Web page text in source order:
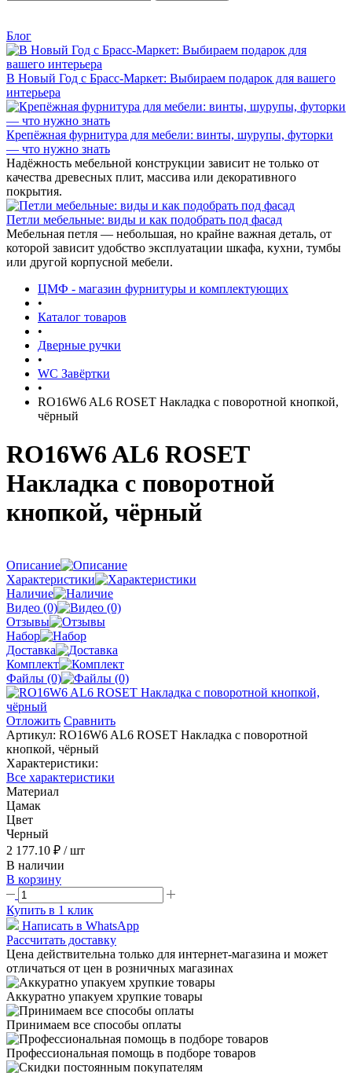
Блог
В Новый Год с Брасс-Маркет: Выбираем подарок для вашего
интерьера
Крепёжная фурнитура для мебели: винты, шурупы, футорки
— что нужно знать
Надёжность мебельной конструкции зависит не только от
качества древесных плит, массива или декоративного
покрытия.
Петли мебельные: виды и как подобрать под фасад
Мебельная петля — небольшая, но крайне важная деталь, от
которой зависит удобство эксплуатации шкафа, кухни, тумбы
или другой корпусной мебели.
ЦМФ - магазин фурнитуры и комплектующих
•
Каталог товаров
•
Дверные ручки
•
WC Завёртки
•
RO16W6 AL6 ROSET Накладка с поворотной кнопкой,
чёрный
RO16W6 AL6 ROSET
Накладка с поворотной
кнопкой, чёрный
Описание
Характеристики
Наличие
Видео (0)
Отзывы
Набор
Доставка
Комплект
Файлы (0)
Отложить Сравнить
Артикул: RO16W6 AL6 ROSET Накладка с поворотной
кнопкой, чёрный
Характеристики:
Все характеристики
Материал
Цамак
Цвет
Черный
2 177.10 ₽ / шт
В наличии
В корзину
Купить в 1 клик
Написать в WhatsApp
Рассчитать доставку
Цена действительна только для интернет-магазина и может
отличаться от цен в розничных магазинах
Аккуратно упакуем хрупкие товары
Принимаем все способы оплаты
Профессиональная помощь в подборе товаров